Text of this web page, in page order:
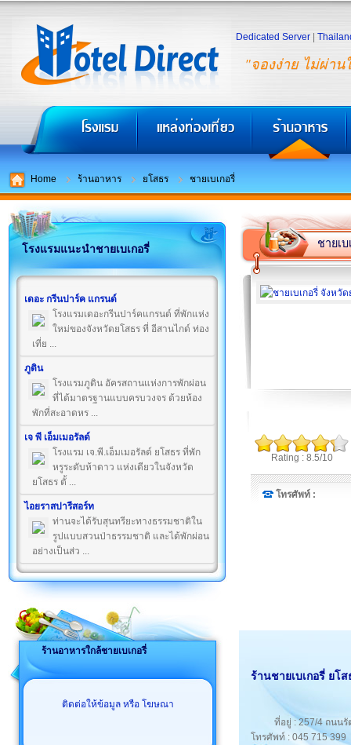
"จองง่าย ไม่ผ่าน
Dedicated Server
Home ร้านอาหาร ยโสธร ชายเบเกอรี่
โรงแรมแนะนำชายเบเกอรี่
เดอะ กรีนปาร์ค แกรนด์
โรงแรมเดอะกรีนปาร์คแกรนด์ ที่พักแห่ง
ใหม่ของจังหวัดยโสธร ที่ อีสานไกด์ ท่อง
เที่ย ...
ภูดิน
โรงแรมภูดิน อัครสถานแห่งการพักผ่อน
ที่ได้มาตรฐานแบบครบวงจร ด้วยห้อง
พักที่สะอาดหร ...
เจ พี เอ็มเมอรัลด์
โรงแรม เจ.พี.เอ็มเมอรัลด์ ยโสธร ที่พัก
หรูระดับห้าดาว แห่งเดียวในจังหวัด
ยโสธร ตั้ ...
ไอยราสปารีสอร์ท
ท่านจะได้รับสุนทรียะทางธรรมชาติใน
รูปแบบสวนป่าธรรมชาติ และได้พักผ่อน
อย่างเป็นส่ว ...
ร้านอาหารใกล้ชายเบเกอรี่
ติดต่อให้ข้อมูล หรือ โฆษณา
ชายเบ
Rating : 8.5/10
โทรศัพท์ :
ร้านชายเบเกอรี่ ยโส
ที่อยู่ : 257/4 ถนนรั
โทรศัพท์ : 045 715 399